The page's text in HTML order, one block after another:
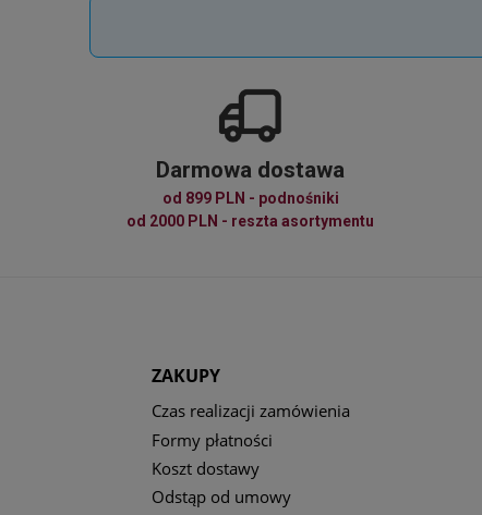
Darmowa dostawa
od 899 PLN - podnośniki
od 2000 PLN - reszta asortymentu
ZAKUPY
Czas realizacji zamówienia
Formy płatności
Koszt dostawy
Odstąp od umowy